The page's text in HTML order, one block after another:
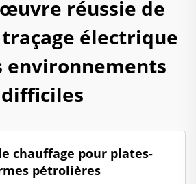
réussie de
électrique
environnements
difficiles
chauffage pour plates-
pétrolières